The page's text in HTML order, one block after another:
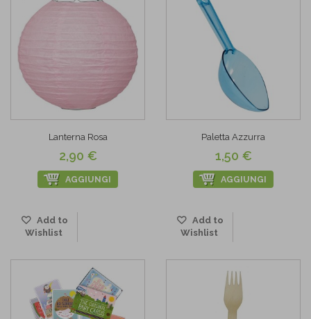
Lanterna Rosa
2,90 €
AGGIUNGI
Add to
Wishlist
Paletta Azzurra
1,50 €
AGGIUNGI
Add to
Wishlist